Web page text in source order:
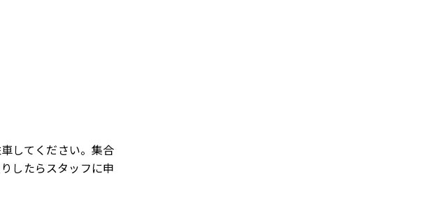
してください。集合
したらスタッフに申